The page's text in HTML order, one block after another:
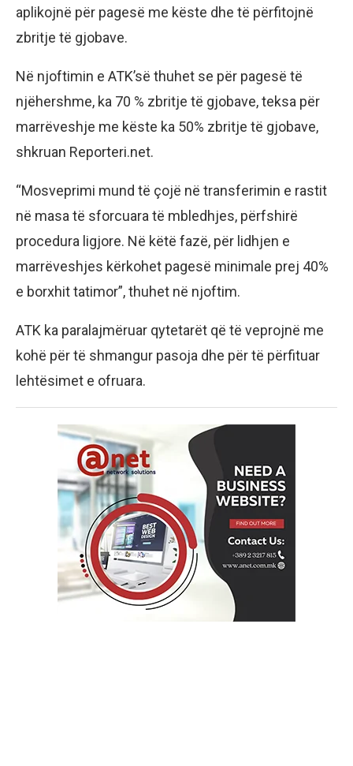
aplikojnë për pagesë me këste dhe të përfitojnë
zbritje të gjobave.
Në njoftimin e ATK’së thuhet se për pagesë të
njëhershme, ka 70 % zbritje të gjobave, teksa për
marrëveshje me këste ka 50% zbritje të gjobave,
shkruan Reporteri.net.
“Mosveprimi mund të çojë në transferimin e rastit
në masa të sforcuara të mbledhjes, përfshirë
procedura ligjore. Në këtë fazë, për lidhjen e
marrëveshjes kërkohet pagesë minimale prej 40%
e borxhit tatimor”, thuhet në njoftim.
ATK ka paralajmëruar qytetarët që të veprojnë me
kohë për të shmangur pasoja dhe për të përfituar
lehtësimet e ofruara.